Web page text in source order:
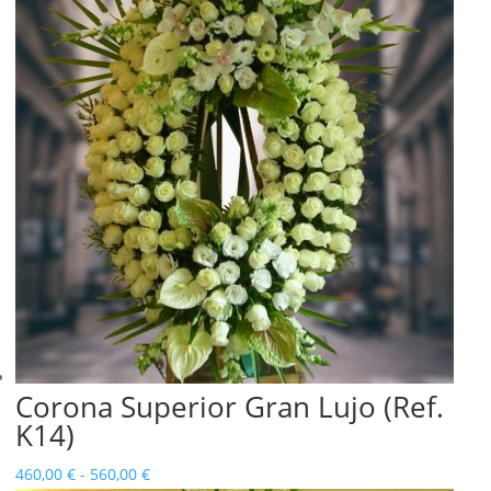
Corona Superior Gran Lujo (Ref.
K14)
460,00 € - 560,00 €Rango